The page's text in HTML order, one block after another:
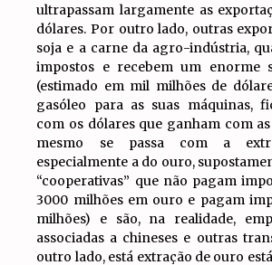
ultrapassam largamente as
dólares. Por outro lado, outras
soja e a carne da agro-indústria,
impostos e recebem um enorme
(estimado em mil milhões de
gasóleo para as suas máquinas,
com os dólares que ganham com
mesmo se passa com a
especialmente a do ouro,
“cooperativas” que não pagam
3000 milhões em ouro e pagam
milhões) e são, na realidade,
associadas a chineses e outras
outro lado, está extração de ouro